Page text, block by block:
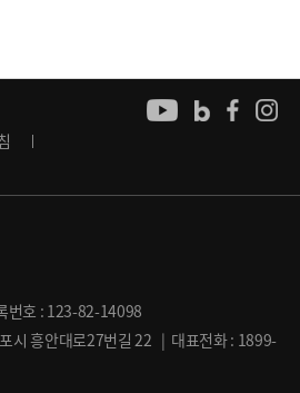
번호 : 123-82-14098
시 흥안대로27번길 22 | 대표전화 : 1899-